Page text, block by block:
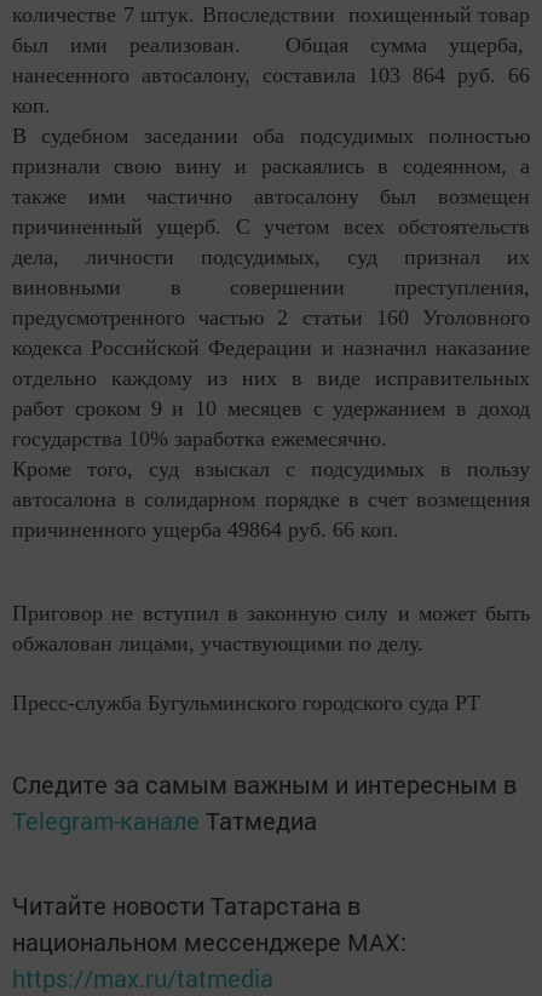
количестве 7 штук. Впоследствии похищенный товар
был ими реализован. Общая сумма ущерба,
нанесенного автосалону, составила 103 864 руб. 66
коп.
В судебном заседании оба подсудимых полностью
признали свою вину и раскаялись в содеянном, а
также ими частично автосалону был возмещен
причиненный ущерб. С учетом всех обстоятельств
дела, личности подсудимых, суд признал их
виновными в совершении преступления,
предусмотренного частью 2 статьи 160 Уголовного
кодекса Российской Федерации и назначил наказание
отдельно каждому из них в виде исправительных
работ сроком 9 и 10 месяцев с удержанием в доход
государства 10% заработка ежемесячно.
Кроме того, суд взыскал с подсудимых в пользу
автосалона в солидарном порядке в счет возмещения
причиненного ущерба 49864 руб. 66 коп.
Приговор не вступил в законную силу и может быть
обжалован лицами, участвующими по делу.
Пресс-служба Бугульминского городского суда РТ
Следите за самым важным и интересным в
Telegram-канале Татмедиа
Читайте новости Татарстана в
национальном мессенджере MАХ:
https://max.ru/tatmedia